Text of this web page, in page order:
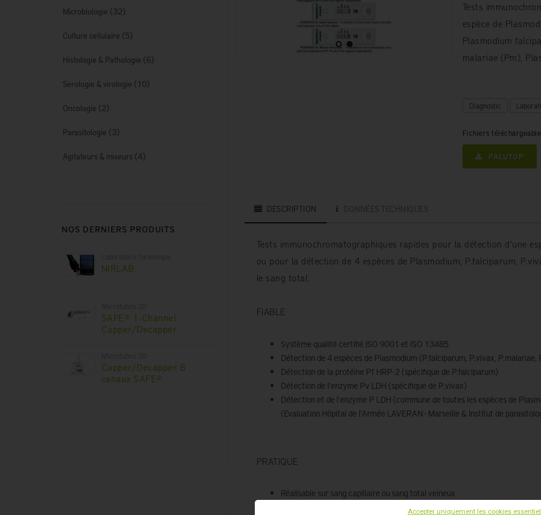
Tests
espèce de
Plasmodium
malariae (Pm),
Diagnostic
Fichiers
PALUTOP
DESCRIPTION DONNÉES TECHNIQUES
Tests immunochromatographiques rapides pour la détection d'une
ou pour la détection de 4 espèces de Plasmodium, P.falciparum,
le sang total.
FIABLE
Système qualité certifié ISO 9001 et ISO 13485
Détection de 4 espèces de Plasmodium (P.falciparum, P.vivax,
Détection de la protéine Pf HRP-2 (spécifique de P.falciparum)
Détection de l'enzyme Pv LDH (spécifique de P.vivax)
Détection et de l'enzyme P LDH (commune de toutes les espèces de
(Evaluation Hôpital de l'Armée LAVERAN - Marseille & Institut de
PRATIQUE
Réalisable sur sang capillaire ou sang total veineux
Traçabilité: archivage possible de la cassette
Microbiologie (32)
Culture cellulaire (5)
Histologie & Pathologie (6)
Serologie & virologie (10)
Oncologie (2)
Parasitologie (3)
Agitateurs & mixeurs (4)
NOS DERNIERS PRODUITS
NIRLAB
SAFE® 1-Channel
Capper/Decapper
Capper/Decapper 8
canaux SAFE®
Accepter uniquement les cookies